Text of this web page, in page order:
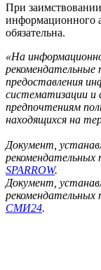
При
информационного
обязательна.
«На
рекомендательные
предоставления
систематизации и
предпочтениям
находящихся на
Документ,
SPARROW.
Документ,
СМИ24.